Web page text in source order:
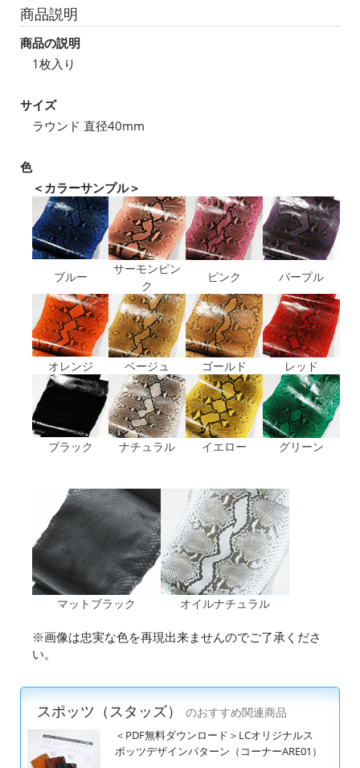
商品説明
商品の説明
1枚入り
サイズ
ラウンド 直径40mm
色
＜カラーサンプル＞
ブルー
サーモンピン
ク
ピンク パープル
オレンジ ベージュ ゴールド レッド
ブラック ナチュラル イエロー グリーン
マットブラック オイルナチュラル
※画像は忠実な色を再現出来ませんのでご了承くださ
い。
スポッツ（スタッズ）
のおすすめ関連商品
＜PDF無料ダウンロード＞LCオリジナルス
ポッツデザインパターン（コーナーARE01）